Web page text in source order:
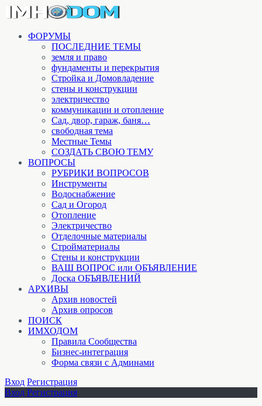
ФОРУМЫ
ПОСЛЕДНИЕ ТЕМЫ
земля и право
фундаменты и перекрытия
Стройка и Домовладение
стены и конструкции
электричество
коммуникации и отопление
Cад, двор, гараж, баня…
свободная тема
Местные Темы
СОЗДАТЬ СВОЮ ТЕМУ
ВОПРОСЫ
РУБРИКИ ВОПРОСОВ
Инструменты
Водоснабжение
Сад и Огород
Отопление
Электричество
Отделочные материалы
Стройматериалы
Стены и конструкции
ВАШ ВОПРОС или ОБЪЯВЛЕНИЕ
Доска ОБЪЯВЛЕНИЙ
АРХИВЫ
Архив новостей
Архив опросов
ПОИСК
ИМХОДОМ
Правила Сообщества
Бизнес-интеграция
Форма связи с Админами
Вход Регистрация
Вход Регистрация